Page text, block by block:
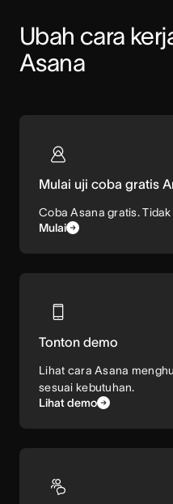
Ubah cara
Asana
Mulai uji coba gratis
Coba Asana gratis.
Mulai
Tonton demo
Lihat cara Asana
sesuai kebutuhan.
Lihat demo